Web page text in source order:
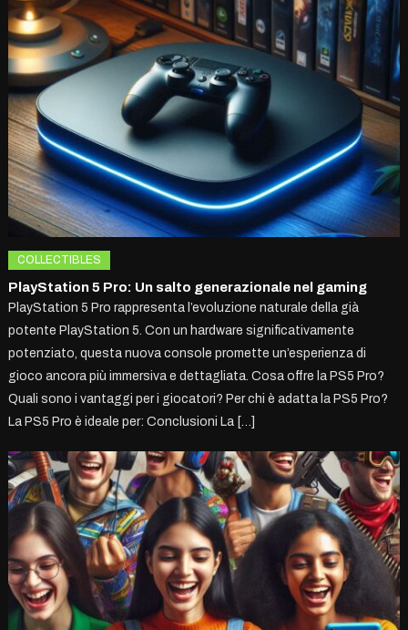
COLLECTIBLES
PlayStation 5 Pro: Un salto generazionale nel gaming
PlayStation 5 Pro rappresenta l’evoluzione naturale della già
potente PlayStation 5. Con un hardware significativamente
potenziato, questa nuova console promette un’esperienza di
gioco ancora più immersiva e dettagliata. Cosa offre la PS5 Pro?
Quali sono i vantaggi per i giocatori? Per chi è adatta la PS5 Pro?
La PS5 Pro è ideale per: Conclusioni La […]